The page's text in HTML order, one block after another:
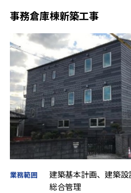
事務倉庫棟新築工事
業務範囲
建築基本計画、建築
総合管理